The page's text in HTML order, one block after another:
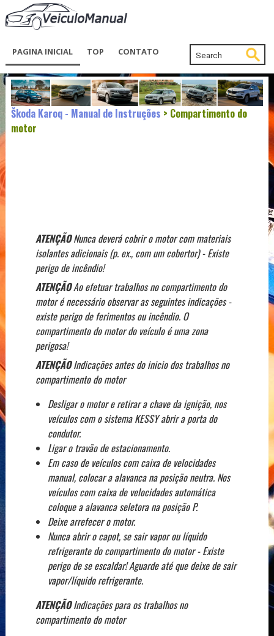
PAGINA INICIAL TOP CONTATO
Škoda Karoq - Manual de Instruções > Compartimento do
motor
ATENÇÃONunca deverá cobrir o motor com materiais
isolantes adicionais (p. ex., com um cobertor) - Existe
perigo de incêndio!
ATENÇÃOAo efetuar trabalhos no compartimento do
motor é necessário observar as seguintes indicações -
existe perigo de ferimentos ou incêndio. O
compartimento do motor do veículo é uma zona
perigosa!
ATENÇÃOIndicações antes do inicio dos trabalhos no
compartimento do motor
Desligar o motor e retirar a chave da ignição, nos
veículos com o sistema KESSY abrir a porta do
condutor.
Ligar o travão de estacionamento.
Em caso de veículos com caixa de velocidades
manual, colocar a alavanca na posição neutra. Nos
veículos com caixa de velocidades automática
coloque a alavanca seletora na posição P.
Deixe arrefecer o motor.
Nunca abrir o capot, se sair vapor ou líquido
refrigerante do compartimento do motor - Existe
perigo de se escaldar! Aguarde até que deixe de sair
vapor/líquido refrigerante.
ATENÇÃOIndicações para os trabalhos no
compartimento do motor